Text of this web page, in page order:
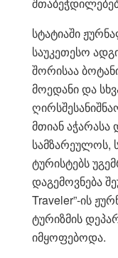
სტატიაში
საუკეთესო
შორისაა
მოედანი და
მთიან
სამზარეულოს,
ტურისტებს
დაგემოვნება
Traveler”-ის
ტურიზმის
იმყოფებოდა.